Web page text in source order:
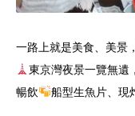
一路上就是美食、美景
東京灣夜景一覽無遺
暢飲
船型生魚片、現